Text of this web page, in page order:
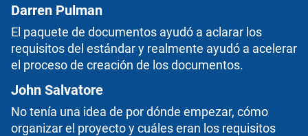
Darren Pulman
El paquete de documentos ayudó a aclarar los
requisitos del estándar y realmente ayudó a acelerar
el proceso de creación de los documentos.
John Salvatore
No tenía una idea de por dónde empezar, cómo
organizar el proyecto y cuáles eran los requisitos